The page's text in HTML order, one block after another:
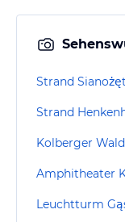
Strand
Strand
Kolberger Wald
Amphitheater
Leuchtturm